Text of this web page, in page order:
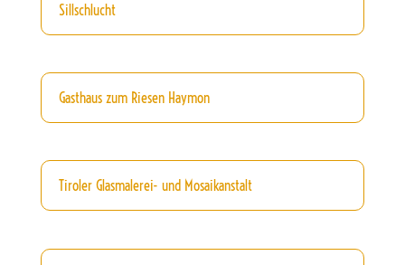
Sillschlucht
Gasthaus zum Riesen Haymon
Tiroler Glasmalerei- und Mosaikanstalt